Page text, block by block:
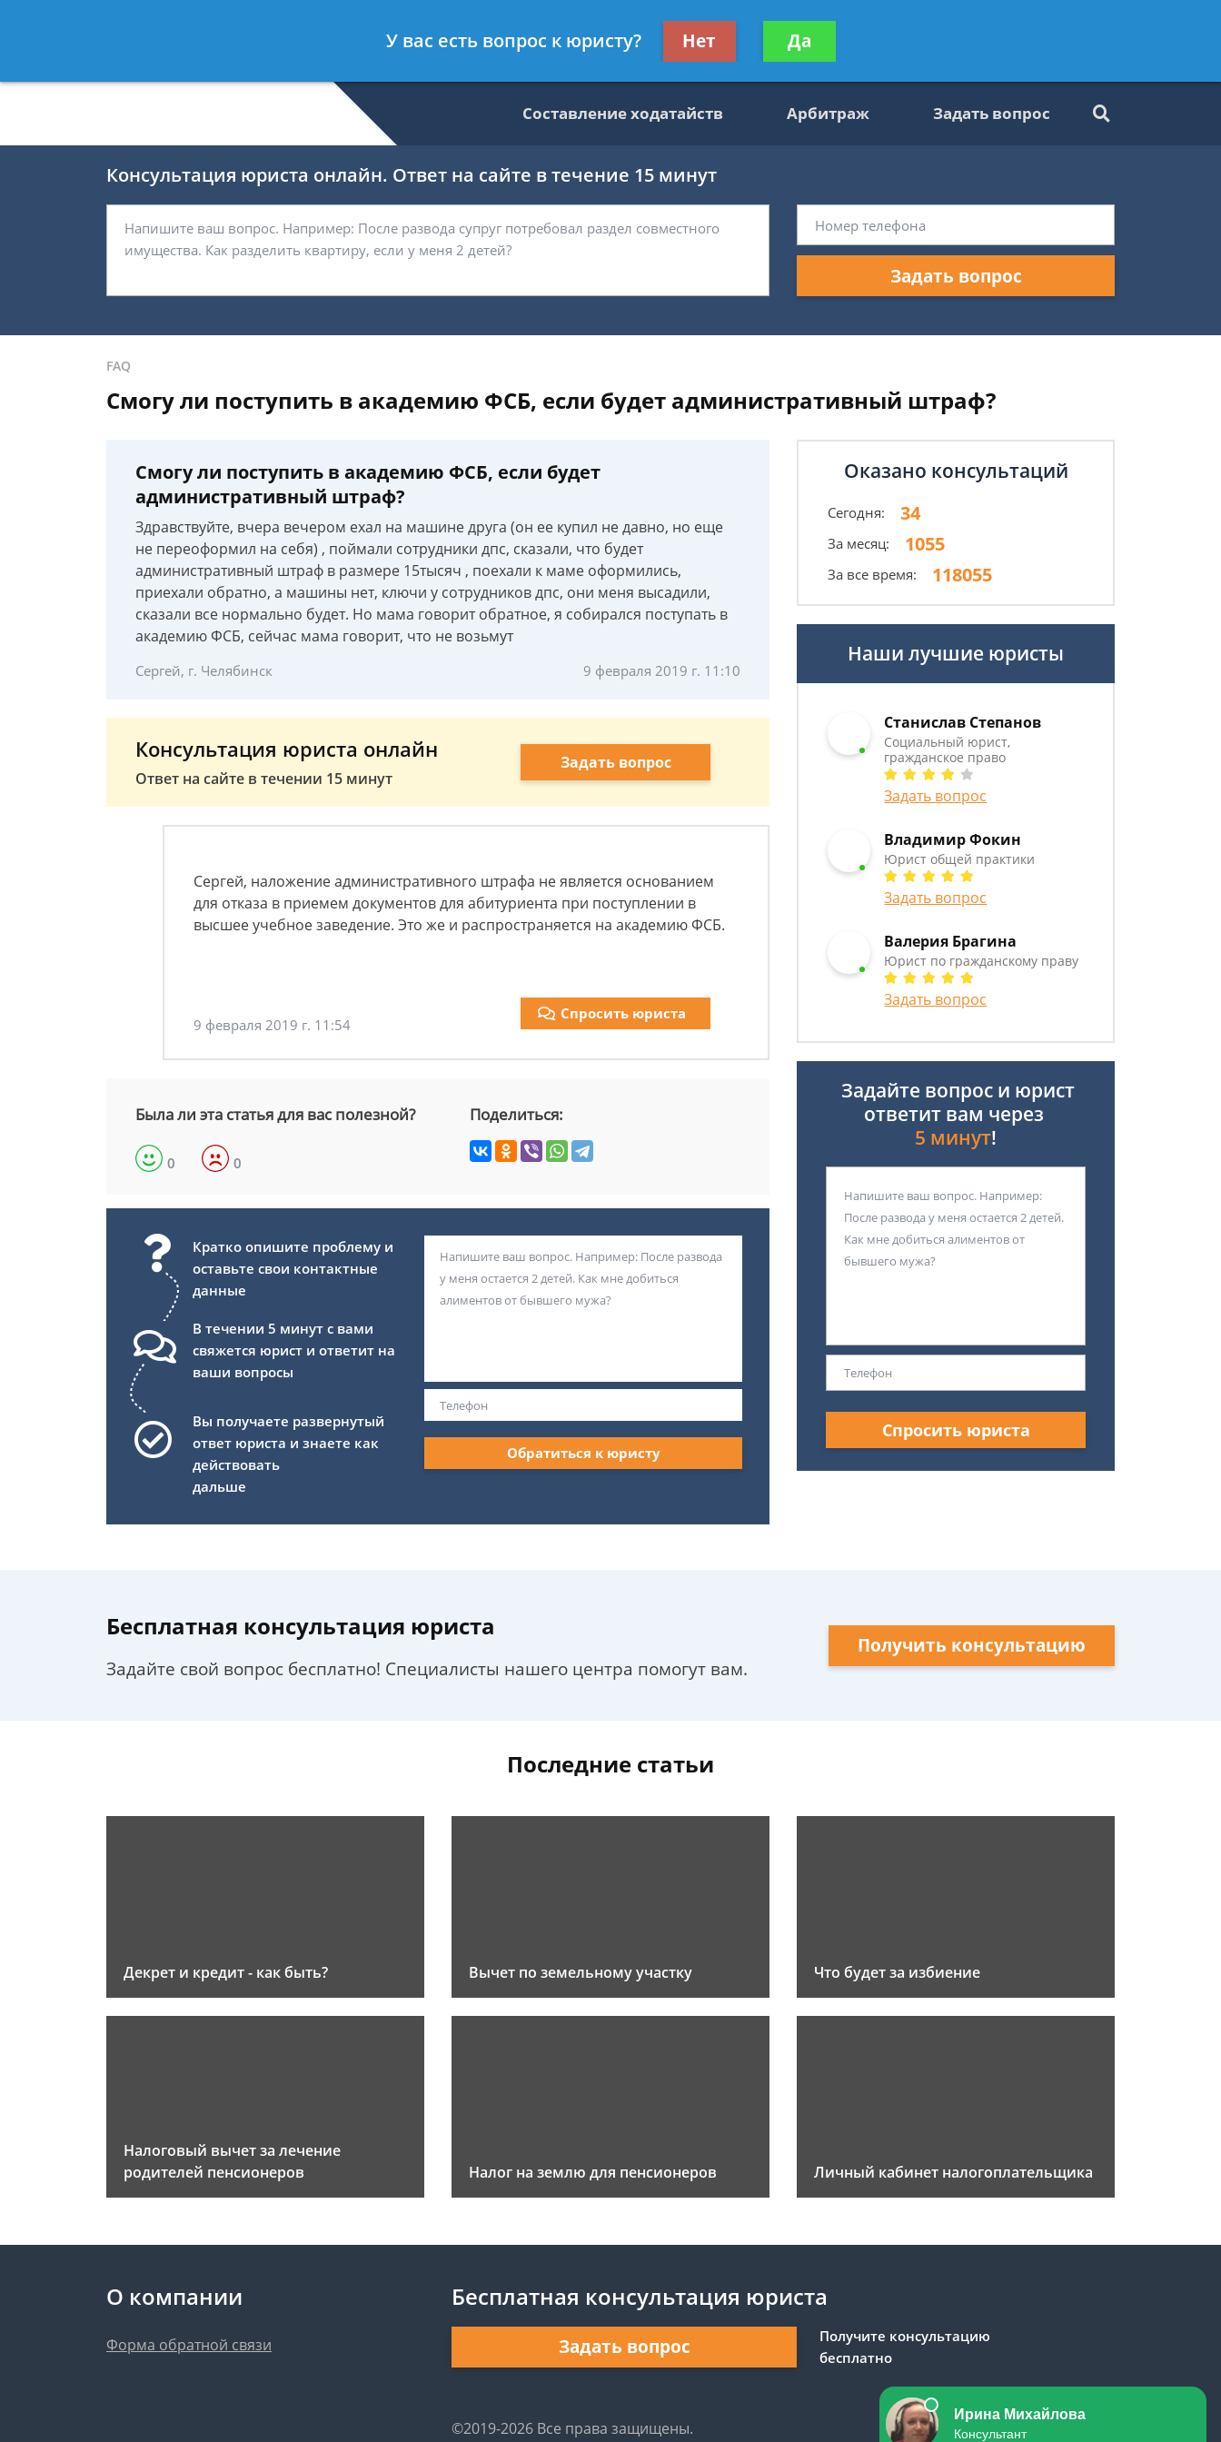
- Юрист по гражданскому праву
Получите консультацию
бесплатно
Составление ходатайств Арбитраж Задать вопрос
Консультация юриста онлайн. Ответ на сайте в течение 15 минут
Задать вопрос
FAQ
Смогу ли поступить в академию ФСБ, если будет административный штраф?
Смогу ли поступить в академию ФСБ, если будет
административный штраф?
Здравствуйте, вчера вечером ехал на машине друга (он ее купил не давно, но еще
не переоформил на себя) , поймали сотрудники дпс, сказали, что будет
административный штраф в размере 15тысяч , поехали к маме оформились,
приехали обратно, а машины нет, ключи у сотрудников дпс, они меня высадили,
сказали все нормально будет. Но мама говорит обратное, я собирался поступать в
академию ФСБ, сейчас мама говорит, что не возьмут
Сергей, г. Челябинск 9 февраля 2019 г. 11:10
Консультация юриста онлайн
Ответ на сайте в течении 15 минут
Задать вопрос
Сергей, наложение административного штрафа не является основанием
для отказа в приемем документов для абитуриента при поступлении в
высшее учебное заведение. Это же и распространяется на академию ФСБ.
9 февраля 2019 г. 11:54
Спросить юриста
Была ли эта статья для вас полезной?
0 0
Поделиться:
Кратко опишите проблему и
оставьте свои контактные
данные
В течении 5 минут с вами
свяжется юрист и ответит на
ваши вопросы
Вы получаете развернутый
ответ юриста и знаете как
действовать
дальше
Обратиться к юристу
Оказано консультаций
Сегодня: 34
За месяц: 1055
За все время: 118055
Наши лучшие юристы
Станислав Степанов
Социальный юрист,
гражданское право
Задать вопрос
Владимир Фокин
Юрист общей практики
Задать вопрос
Валерия Брагина
Юрист по гражданскому праву
Задать вопрос
Задайте вопрос и юрист
ответит вам через
5 минут!
Спросить юриста
Бесплатная консультация юриста
Задайте свой вопрос бесплатно! Специалисты нашего центра помогут вам.
Получить консультацию
Последние статьи
Декрет и кредит - как быть? Вычет по земельному участку Что будет за избиение
Налоговый вычет за лечение
родителей пенсионеров
Налог на землю для пенсионеров Личный кабинет налогоплательщика
О компании
Форма обратной связи
Бесплатная консультация юриста
Задать вопрос
Получите консультацию
бесплатно
©2019-2026 Все права защищены.
У вас есть вопрос к юристу? Нет Да